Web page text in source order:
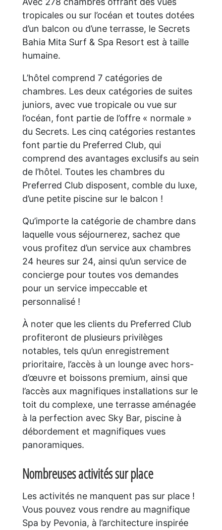
tropicales ou sur l’océan et toutes dotées
d’un balcon ou d’une terrasse, le Secrets
Bahia Mita Surf & Spa Resort est à taille
humaine.
L’hôtel comprend 7 catégories de
chambres. Les deux catégories de suites
juniors, avec vue tropicale ou vue sur
l’océan, font partie de l’offre « normale »
du Secrets. Les cinq catégories restantes
font partie du Preferred Club, qui
comprend des avantages exclusifs au sein
de l’hôtel. Toutes les chambres du
Preferred Club disposent, comble du luxe,
d’une petite piscine sur le balcon !
Qu’importe la catégorie de chambre dans
laquelle vous séjournerez, sachez que
vous profitez d’un service aux chambres
24 heures sur 24, ainsi qu’un service de
concierge pour toutes vos demandes
pour un service impeccable et
personnalisé !
À noter que les clients du Preferred Club
profiteront de plusieurs privilèges
notables, tels qu’un enregistrement
prioritaire, l’accès à un lounge avec hors-
d’œuvre et boissons premium, ainsi que
l’accès aux magnifiques installations sur le
toit du complexe, une terrasse aménagée
à la perfection avec Sky Bar, piscine à
débordement et magnifiques vues
panoramiques.
Nombreuses activités sur place
Les activités ne manquent pas sur place !
Vous pouvez vous rendre au magnifique
Spa by Pevonia, à l’architecture inspirée